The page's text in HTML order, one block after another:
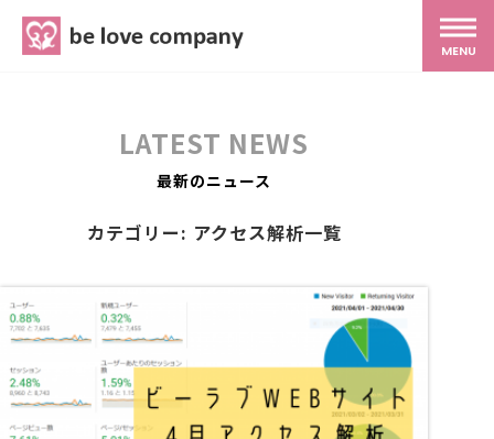
MENU
MG研修
スタッフ紹介
LATEST NEWS
最新のニュース
カテゴリー: アクセス解析一覧